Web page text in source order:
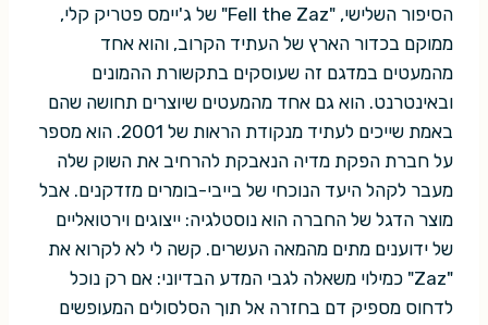
הסיפור השלישי, "Fell the Zaz" של ג'יימס פטריק קלי,
ממוקם בכדור הארץ של העתיד הקרוב, והוא אחד
מהמעטים במדגם זה שעוסקים בתקשורת ההמונים
ובאינטרנט. הוא גם אחד מהמעטים שיוצרים תחושה שהם
באמת שייכים לעתיד מנקודת הראות של 2001. הוא מספר
על חברת הפקת מדיה הנאבקת להרחיב את השוק שלה
מעבר לקהל היעד הנוכחי של בייבי-בומרים מזדקנים. אבל
מוצר הדגל של החברה הוא נוסטלגיה: ייצוגים וירטואליים
של ידוענים מתים מהמאה העשרים. קשה לי לא לקרוא את
"Zaz" כמילוי משאלה לגבי המדע הבדיוני: אם רק נוכל
לדחוס מספיק דם בחזרה אל תוך הסלסולים המעופשים